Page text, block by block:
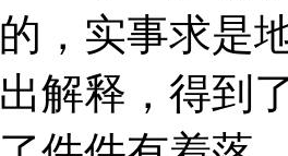
的，实事求是
出解释，得到